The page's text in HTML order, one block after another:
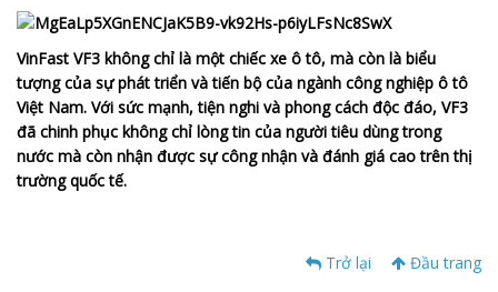
VinFast VF3 không chỉ là một chiếc xe ô tô, mà còn là biểu
tượng của sự phát triển và tiến bộ của ngành công nghiệp ô tô
Việt Nam. Với sức mạnh, tiện nghi và phong cách độc đáo, VF3
đã chinh phục không chỉ lòng tin của người tiêu dùng trong
nước mà còn nhận được sự công nhận và đánh giá cao trên thị
trường quốc tế.
Trở lại Đầu trang